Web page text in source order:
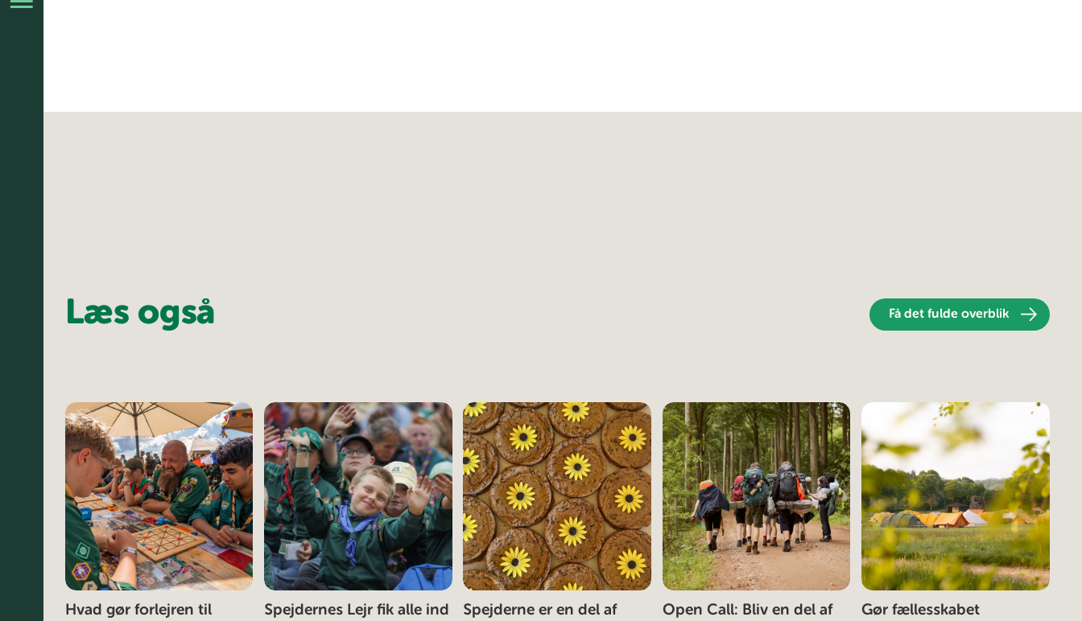
Læs også Få det fulde overblik
Hvad gør forlejren til
Spejdernes Lejr fik alle ind
Spejderne er en del af
Open Call: Bliv en del af
Gør fællesskabet